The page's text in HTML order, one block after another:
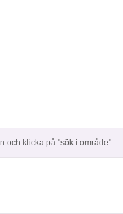
och klicka på "sök i område":